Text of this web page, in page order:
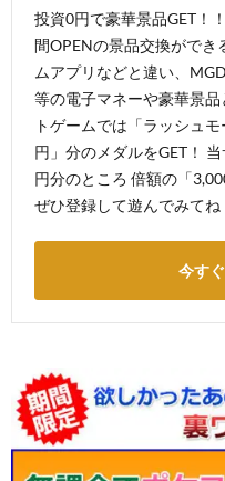
投資0円で豪華景品GET！
間OPENの景品交換ができ
ムアプリなどと違い、
等の電子マネーや豪華景
トゲームでは「ラッシュ
円」分のメダルをGET！
円分のところ 倍額の「
ぜひ登録して遊んでみてね
今す